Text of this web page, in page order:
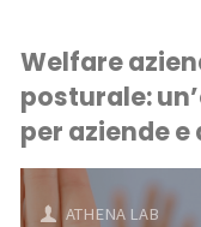
Welfare
posturale:
per aziende
ATHENA LAB